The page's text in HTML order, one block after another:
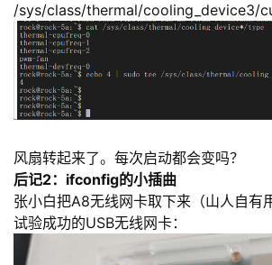
/sys/class/thermal/cooling_device3/
风扇转起来了。每次启动都会变吗？
后记2：ifconfig的小插曲
张小白把A8无线网卡取下来（山人自有
试验成功的USB无线网卡：